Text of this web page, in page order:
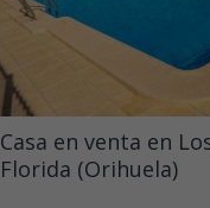
Casa en venta en
Florida (Orihuela)